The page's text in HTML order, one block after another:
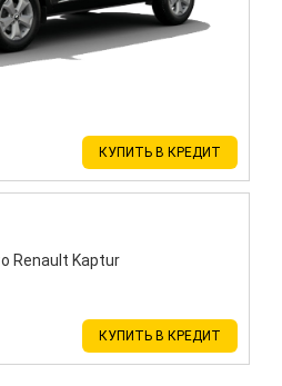
КУПИТЬ В КРЕДИТ
КУПИТЬ В КРЕДИТ